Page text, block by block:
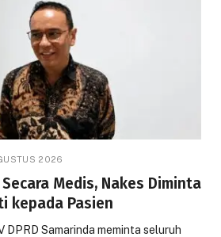
2026
Medis, Nakes Diminta
kepada Pasien
DPRD Samarinda meminta seluruh